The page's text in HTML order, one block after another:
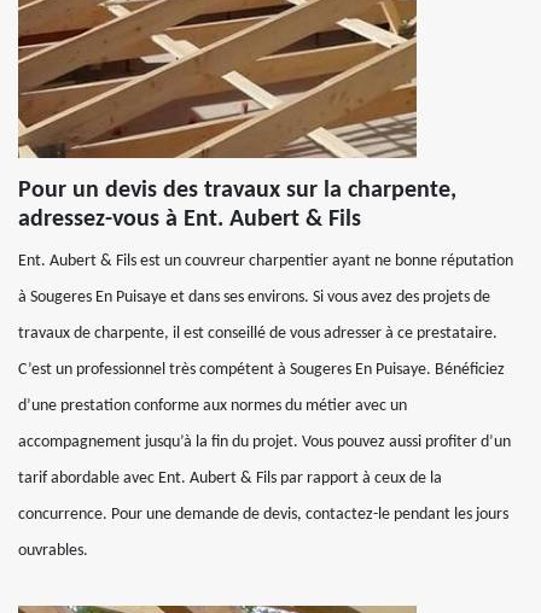
Pour un devis des travaux sur la charpente,
adressez-vous à Ent. Aubert & Fils
Ent. Aubert & Fils est un couvreur charpentier ayant ne bonne réputation
à Sougeres En Puisaye et dans ses environs. Si vous avez des projets de
travaux de charpente, il est conseillé de vous adresser à ce prestataire.
C’est un professionnel très compétent à Sougeres En Puisaye. Bénéficiez
d’une prestation conforme aux normes du métier avec un
accompagnement jusqu’à la fin du projet. Vous pouvez aussi profiter d’un
tarif abordable avec Ent. Aubert & Fils par rapport à ceux de la
concurrence. Pour une demande de devis, contactez-le pendant les jours
ouvrables.